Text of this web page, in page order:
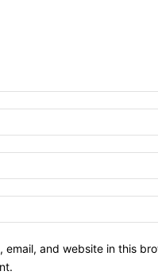
email, and website in this